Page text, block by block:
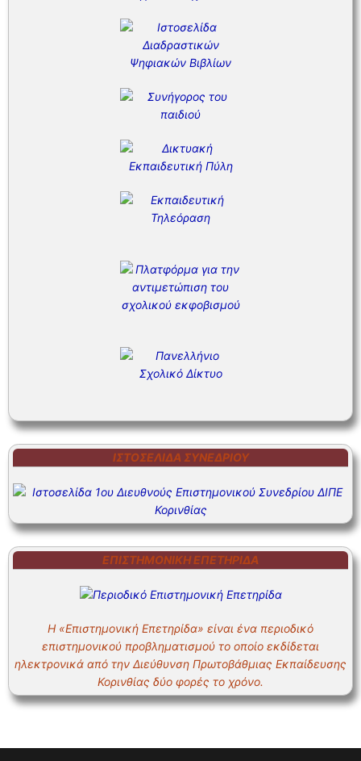
ΙΣΤΟΣΕΛΊΔΑ ΣΥΝΕΔΡΊΟΥ
ΕΠΙΣΤΗΜΟΝΙΚΗ ΕΠΕΤΗΡΙΔΑ
Η «Επιστημονική Επετηρίδα» είναι ένα περιοδικό
επιστημονικού προβληματισμού το οποίο εκδίδεται
ηλεκτρονικά από την Διεύθυνση Πρωτοβάθμιας Εκπαίδευσης
Κορινθίας δύο φορές το χρόνο.